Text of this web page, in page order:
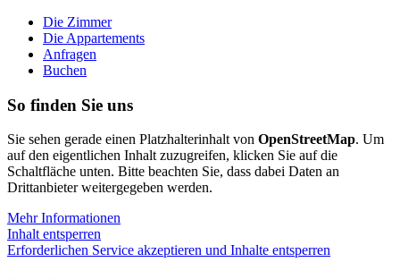
Die Zimmer
Die Appartements
Anfragen
Buchen
So finden Sie uns
Sie sehen gerade einen Platzhalterinhalt von OpenStreetMap. Um
auf den eigentlichen Inhalt zuzugreifen, klicken Sie auf die
Schaltfläche unten. Bitte beachten Sie, dass dabei Daten an
Drittanbieter weitergegeben werden.
Mehr Informationen
Inhalt entsperren
Erforderlichen Service akzeptieren und Inhalte entsperren